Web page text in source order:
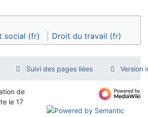
social (fr) Droit du travail (fr)
Suivi des pages liées Version
de
le 17